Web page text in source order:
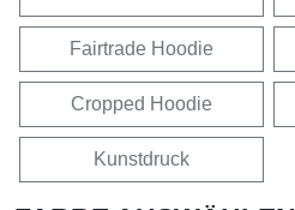
Fairtrade Hoodie
Cropped Hoodie
Kunstdruck